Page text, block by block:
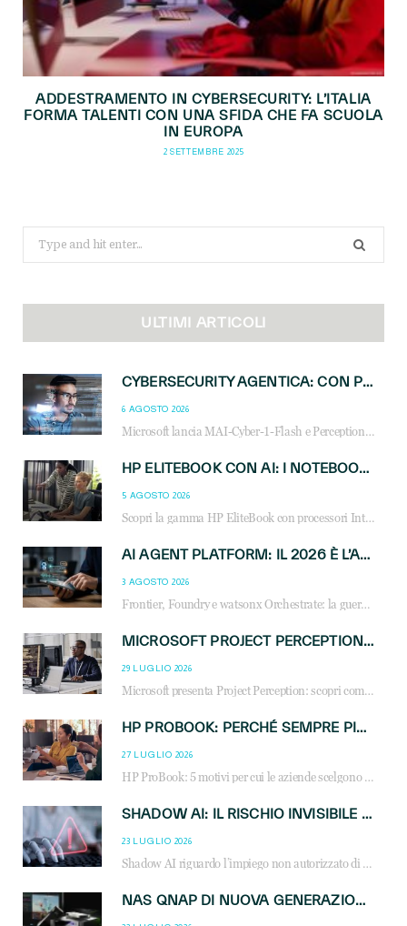
ADDESTRAMENTO IN CYBERSECURITY: L’ITALIA
FORMA TALENTI CON UNA SFIDA CHE FA SCUOLA
IN EUROPA
2 SETTEMBRE 2025
Search
for:
ULTIMI ARTICOLI
CYBERSECURITY AGENTICA: CON PERCEPTION E MAI-CYBER-1-FLASH MICROSOFT APRE NUOVI SERVIZI PER IL CANALE
6 AGOSTO 2026
Microsoft lancia MAI-Cyber-1-Flash e Perception: cybersecurity agentica in preview dal 3 novembre. Cosa cambia per MSP, system integrator e reseller.
HP ELITEBOOK CON AI: I NOTEBOOK BUSINESS INTELLIGENTI CHE TRASFORMANO PRODUTTIVITÀ, SICUREZZA E LAVORO IBRIDO
5 AGOSTO 2026
Scopri la gamma HP EliteBook con processori Intel® Core™ Ultra e AMD Ryzen™ AI. Notebook business progettati per aumentare la produttività, migliorare la collaborazione e garantire sicurezza avanzata in ufficio e in mobilità.
AI AGENT PLATFORM: IL 2026 È L’ANNO DEL «SISTEMA OPERATIVO» PER GLI AGENTI AZIENDALI
3 AGOSTO 2026
Frontier, Foundry e watsonx Orchestrate: la guerra delle piattaforme AI agent ridisegna il mercato IT. Cosa cambia per reseller, MSP e system integrator.
MICROSOFT PROJECT PERCEPTION: COME GLI AGENTI AI CAMBIERANNO SOC, CYBERSECURITY E SERVIZI MSP
29 LUGLIO 2026
Microsoft presenta Project Perception: scopri come gli agenti AI possono trasformare cybersecurity, SOC e servizi gestiti degli MSP.
HP PROBOOK: PERCHÉ SEMPRE PIÙ AZIENDE SCELGONO NOTEBOOK PROGETTATI PER IL LAVORO MODERNO
27 LUGLIO 2026
HP ProBook: 5 motivi per cui le aziende scelgono i notebook business HP per migliorare produttività, sicurezza e gestione dell’AI.
SHADOW AI: IL RISCHIO INVISIBILE CHE LE AZIENDE POSSONO GOVERNARE
23 LUGLIO 2026
Shadow AI riguardo l’impiego non autorizzato di sistemi AI all’interno dell’azienda. E’ una pratica che si diffonde a partire dai dipendenti fino ai dirigenti e mette a repentaglio la cybersecurity, con costi più elevati per le organizzazioni. Due recenti report illustrano il fenomeno e forniscono dati in merito
NAS QNAP DI NUOVA GENERAZIONE: PIÙ PRESTAZIONI, SCALABILITÀ E PROTEZIONE DEI DATI PER LE INFRASTRUTTURE IT MODERNE